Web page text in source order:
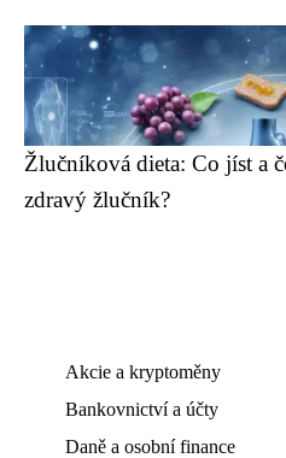
Žlučníková dieta: Co jíst a
zdravý žlučník?
Akcie a kryptoměny
Bankovnictví a účty
Daně a osobní finance